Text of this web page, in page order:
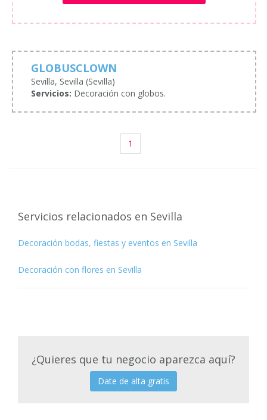
GLOBUSCLOWN
Sevilla, Sevilla (Sevilla)
Servicios: Decoración con globos.
1
Servicios relacionados en Sevilla
Decoración bodas, fiestas y eventos en Sevilla
Decoración con flores en Sevilla
¿Quieres que tu negocio aparezca aquí?
Date de alta gratis